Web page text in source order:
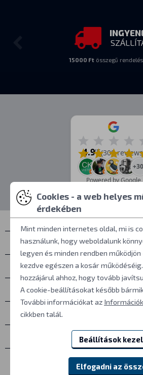
15000 Ft összegű
4.9/5(309
Powered by Google
Névjegyek
Személyes átvétel
Mindent a vásárlásról
További információk
Cookies - a web helyes
érdekében
Mint minden internetes oldal, mi is
használunk, hogy weboldalunk
legyen és minden rendben
kezdve egészen a kosár
hozzájárul ahhoz, hogy tovább
A cookie-beállításokat később
További információkat az
cikkben talál.
Beállítások
Elfogadni az